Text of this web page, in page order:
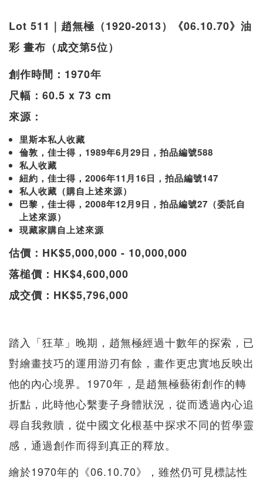
Lot 511｜趙無極（1920-2013）《06.10.70》油
彩 畫布（成交第5位）
創作時間：1970年
尺幅：60.5 x 73 cm
來源：
里斯本私人收藏
倫敦，佳士得，1989年6月29日，拍品編號588
私人收藏
紐約，佳士得，2006年11月16日，拍品編號147
私人收藏（購自上述來源）
巴黎，佳士得，2008年12月9日，拍品編號27（委託自
上述來源）
現藏家購自上述來源
估價：HK$5,000,000 - 10,000,000
落槌價：HK$4,600,000
成交價：HK$5,796,000
踏入「狂草」晚期，趙無極經過十數年的探索，已
對繪畫技巧的運用游刃有餘，畫作更忠實地反映出
他的內心境界。1970年，是趙無極藝術創作的轉
折點，此時他心繫妻子身體狀況，從而透過內心追
尋自我救贖，從中國文化根基中探求不同的哲學靈
感，通過創作而得到真正的釋放。
繪於1970年的《06.10.70》，雖然仍可見標誌性